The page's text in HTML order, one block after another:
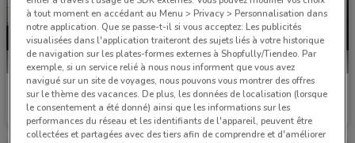
BMW
Valable jusqu'au 05/11 560 m
BMW
Valable jusqu'au 05/11
à tout moment en accédant au Menu > Privacy > Personnalisation dans
notre application. Que se passe-t-il si vous acceptez: Les publicités
visualisées dans l'application traiteront des sujets liés à votre historique
de navigation sur les plates-formes externes à Shopfully/Tiendeo. Par
exemple, si un service relié à nous nous informent que vous avez
navigué sur un site de voyages, nous pouvons vous montrer des offres
sur le thème des vacances. De plus, les données de localisation (lorsque
le consentement a été donné) ainsi que les informations sur les
performances du réseau et les identifiants de l'appareil, peuvent être
collectées et partagées avec des tiers afin de comprendre et d'améliorer